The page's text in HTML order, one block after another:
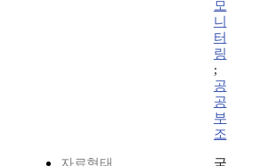
모
니
터
링
;
공
공
부
조